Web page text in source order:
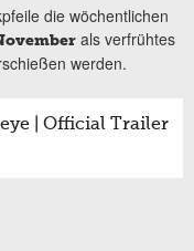
die wöchentlichen
als verfrühtes
werden.
| Official Trailer